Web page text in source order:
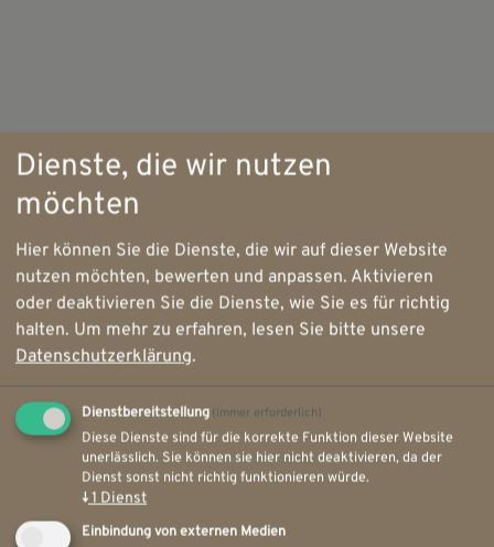
Dienste, die wir nutzen
möchten
Hier können Sie die Dienste, die wir auf dieser Website
nutzen möchten, bewerten und anpassen. Aktivieren
oder deaktivieren Sie die Dienste, wie Sie es für richtig
halten. Um mehr zu erfahren, lesen Sie bitte unsere
Datenschutzerklärung.
Dienstbereitstellung (immer erforderlich)
Diese Dienste sind für die korrekte Funktion dieser Website
unerlässlich. Sie können sie hier nicht deaktivieren, da der
Dienst sonst nicht richtig funktionieren würde.
↓1Dienst
Einbindung von externen Medien